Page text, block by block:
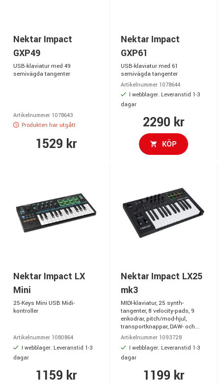
Nektar Impact
GXP49
USB-klaviatur med 49
semivägda tangenter
Artikelnummer 1078643
Produkten har utgått
1529 kr
Nektar Impact
GXP61
USB-klaviatur med 61
semivägda tangenter
Artikelnummer 1078644
I webblager. Leveranstid 1-3
dagar
2290 kr
KÖP
Nektar Impact LX
Mini
25-Keys Mini USB Midi-
kontroller
Artikelnummer 1080864
I webblager. Leveranstid 1-3
dagar
1159 kr
Nektar Impact LX25
mk3
MIDI-klaviatur, 25 synth-
tangenter, 8 velocity-pads, 9
enkodrar, pitch/mod-hjul,
transportknappar, DAW- och...
Artikelnummer 1093728
I webblager. Leveranstid 1-3
dagar
1199 kr